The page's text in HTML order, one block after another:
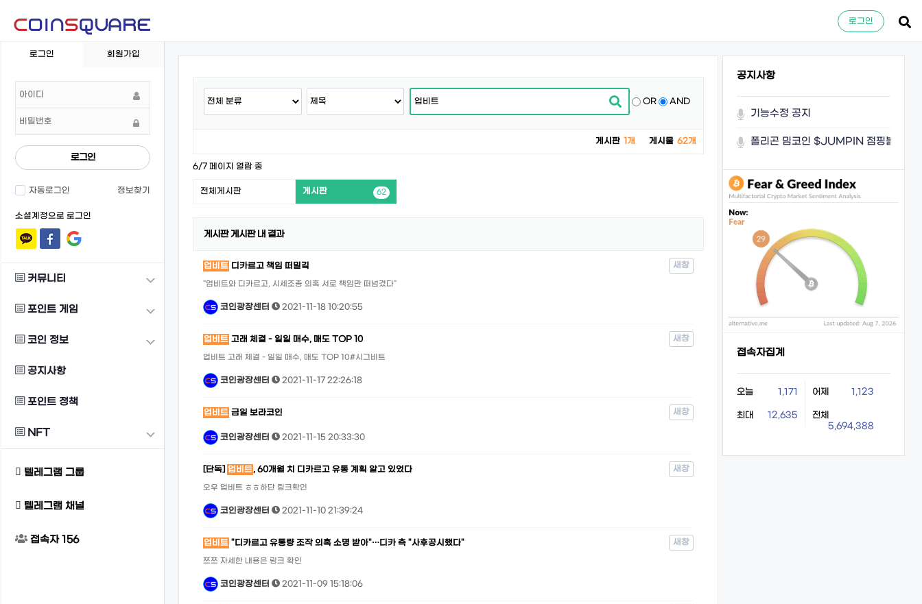
로그인
로그인 회원가입
로그인
자동로그인 정보찾기
소셜계정으로 로그인
커뮤니티
포인트 게임
코인 정보
공지사항
포인트 정책
NFT
텔레그램 그룹
텔레그램 채널
접속자156
OR AND
게시판 1개 게시물 62개
6/7 페이지 열람 중
전체게시판 게시판 62
게시판 게시판 내 결과
업비트 디카르고 책임 떠밀깈 새창
"업비트와 디카르고, 시세조종 의혹 서로 책임만 떠넘겼다"
코인광장센터 2021-11-18 10:20:55
업비트 고래 체결 - 일일 매수, 매도 TOP 10 새창
업비트 고래 체결 - 일일 매수, 매도 TOP 10#시그비트
코인광장센터 2021-11-17 22:26:18
업비트 금일 보라코인 새창
코인광장센터 2021-11-15 20:33:30
[단독] 업비트, 60개월 치 디카르고 유통 계획 알고 있었다 새창
오우 업비트 ㅎㅎ하단 링크확인
코인광장센터 2021-11-10 21:39:24
업비트 "디카르고 유통량 조작 의혹 소명 받아"…디카 측 "사후공시했다" 새창
쯔쯔 자세한 내용은 링크 확인
코인광장센터 2021-11-09 15:18:06
공지사항
기능수정 공지
폴리곤 밈코인 $JUMPIN 점핑볼이 쏜
접속자집계
오늘 1,171 어제 1,123
최대 12,635
전체
5,694,388